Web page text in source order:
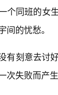
个同班的女
间的忧愁。
有刻意去讨
次失败而产